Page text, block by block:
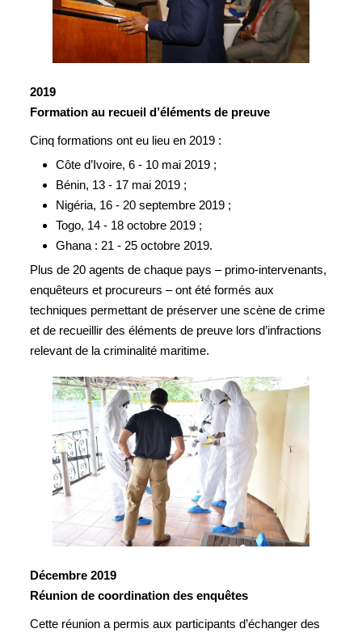
2019
Formation au recueil d’éléments de preuve
Cinq formations ont eu lieu en 2019 :
Côte d’Ivoire, 6 - 10 mai 2019 ;
Bénin, 13 - 17 mai 2019 ;
Nigéria, 16 - 20 septembre 2019 ;
Togo, 14 - 18 octobre 2019 ;
Ghana : 21 - 25 octobre 2019.
Plus de 20 agents de chaque pays – primo-intervenants,
enquêteurs et procureurs – ont été formés aux
techniques permettant de préserver une scène de crime
et de recueillir des éléments de preuve lors d’infractions
relevant de la criminalité maritime.
Décembre 2019
Réunion de coordination des enquêtes
Cette réunion a permis aux participants d’échanger des